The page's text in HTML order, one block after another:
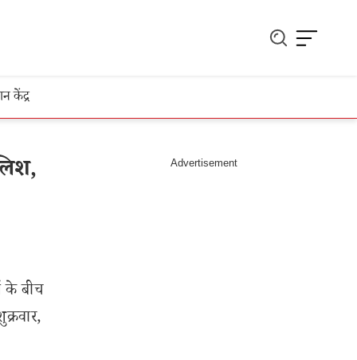
केंद्र
के बीच